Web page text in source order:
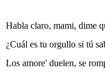
Habla claro, mami, dime
¿Cuál es tu orgullo si tú
Los amore' duelen, se